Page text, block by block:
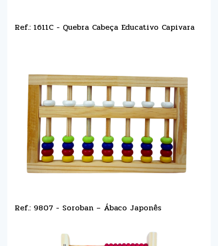
Ref.: 1611C - Quebra Cabeça Educativo Capivara
Ref.: 9807 - Soroban – Ábaco Japonês